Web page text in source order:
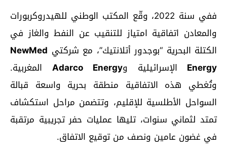
ففي سنة 2022، وقّع المكتب الوطني للهيدروكربورات
والمعادن اتفاقية امتياز للتنقيب عن النفط والغاز في
الكتلة البحرية “بوجدور أتلانتيك”، مع شركتي NewMed
Energy الإسرائيلية وAdarco Energy المغربية.
وتُغطي هذه الاتفاقية منطقة بحرية واسعة قبالة
السواحل الأطلسية للإقليم، وتتضمن مراحل استكشاف
تمتد لثماني سنوات، تليها عمليات حفر تجريبية مرتقبة
في غضون عامين ونصف من توقيع الاتفاق.